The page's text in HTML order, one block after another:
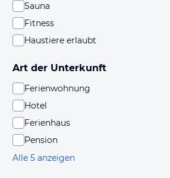
Sauna
Fitness
Haustiere erlaubt
Art der Unterkunft
Ferienwohnung
Hotel
Ferienhaus
Pension
Alle 5 anzeigen